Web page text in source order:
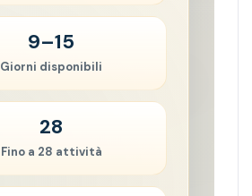
9–15
Giorni disponibili
28
Fino a 28 attività